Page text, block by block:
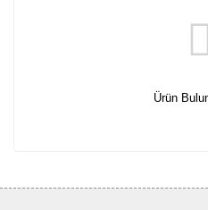
Ürün